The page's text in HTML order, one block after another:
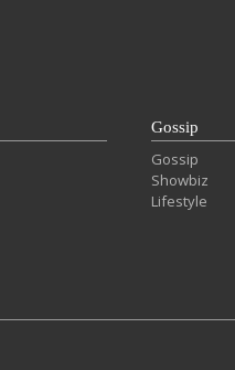
Gossip
Gossip
Showbiz
Lifestyle